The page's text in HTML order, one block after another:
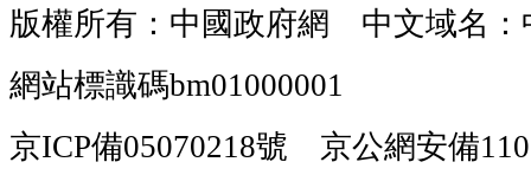
版權所有：中國政府網 中文域名：
網站標識碼bm01000001
京ICP備05070218號 京公網安備